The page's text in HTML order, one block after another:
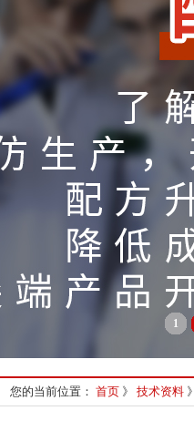
1
您的当前位置： 首页 》 技术资料